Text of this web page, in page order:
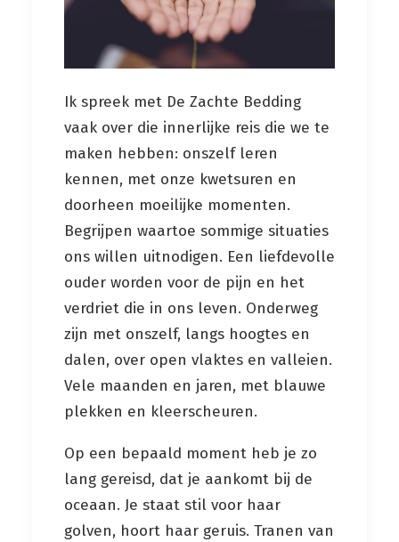
Ik spreek met De Zachte Bedding
vaak over die innerlijke reis die we te
maken hebben: onszelf leren
kennen, met onze kwetsuren en
doorheen moeilijke momenten.
Begrijpen waartoe sommige situaties
ons willen uitnodigen. Een liefdevolle
ouder worden voor de pijn en het
verdriet die in ons leven. Onderweg
zijn met onszelf, langs hoogtes en
dalen, over open vlaktes en valleien.
Vele maanden en jaren, met blauwe
plekken en kleerscheuren.
Op een bepaald moment heb je zo
lang gereisd, dat je aankomt bij de
oceaan. Je staat stil voor haar
golven, hoort haar geruis. Tranen van